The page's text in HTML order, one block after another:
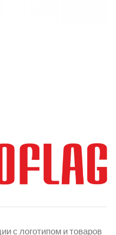
с логотипом и товаров